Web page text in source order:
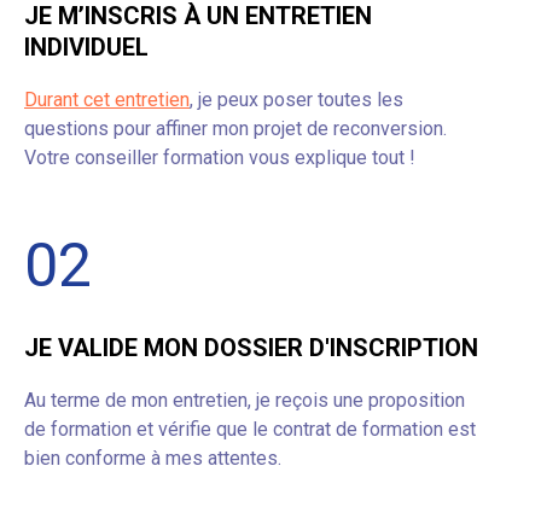
JE M’INSCRIS À UN ENTRETIEN
INDIVIDUEL
Durant cet entretien, je peux poser toutes les
questions pour affiner mon projet de reconversion.
Votre conseiller formation vous explique tout !
02
JE VALIDE MON DOSSIER D'INSCRIPTION
Au terme de mon entretien, je reçois une proposition
de formation et vérifie que le contrat de formation est
bien conforme à mes attentes.